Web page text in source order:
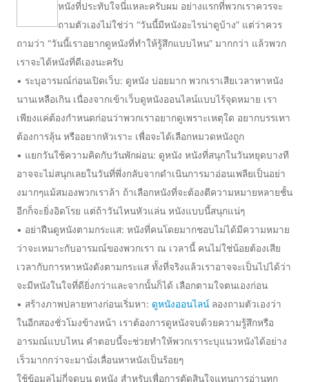
หนังที่ประทับใจนี่แหละครับผม อย่างแรกที่พวกเราควรจะ
ถามตัวเองไม่ใช่ว่า “วันนี้มีหนังอะไรน่าดูบ้าง” แต่ว่าควร
ถามว่า “วันนี้เราอยากดูหนังที่ทำให้รู้สึกแบบไหน” มากกว่า แล้วพวก
เราจะได้หนังที่ดีเองนะครับ
• ระบุอารมณ์ก่อนเปิดเว็บ: ดูหนัง บ่อยมาก พวกเราเสียเวลาหาหนัง
นานเหลือเกิน เนื่องจากเข้าเว็บดูหนังออนไลน์แบบไร้จุดหมาย เรา
เพียงแค่ต้องกำหนดก่อนว่าพวกเราอยากดูเพราะเหตุใด อยากบรรเทา
ต้องการลุ้น หรืออยากหัวเราะ เพื่อจะได้เลือกหมวดหนังถูก
• แยกวันใช้ความคิดกับวันพักผ่อน: ดูหนัง หนังที่สนุกในวันหยุดบางที
อาจจะไม่สนุกเลยในวันที่พึ่งกลับจากดำเนินการมาอ่อนเพลียเป็นอย่า
งมากๆแม้สมองพวกเราล้า ถ้าเลือกหนังที่จะต้องตีความหมายหลายชั้น
อีกก็จะยิ่งอิดโรย แต่ถ้าวันไหนหัวแล่น หนังแบบนี้สนุกแน่ๆ
• อย่าฝืนดูหนังตามกระแส: หนังที่คนโดยมากชอบไม่ได้มีความหมาย
ว่าจะเหมาะกับอารมณ์ของพวกเรา ณ เวลานี้ คนไม่ใช่น้อยต้องเสีย
เวลากับการหาหนังดังตามกระแส ทั้งที่จริงแล้วเราอาจจะเป็นไปได้ว่า
จะมีหนังในใจที่ดียิ่งกว่าและจากนั้นก็ได้ เลือกตามใจตนเองก่อน
• สร้างภาพปลายทางก่อนเริ่มหา: ดูหนังออนไลน์ลองถามตัวเองว่า
ในอีกสองชั่วโมงข้างหน้า เราต้องการดูหนังจบด้วยความรู้สึกหรือ
อารมณ์แบบไหน คำตอบนี้จะช่วยทำให้พวกเราระบุแนวหนังได้อย่าง
เร็วมากกว่าจะมานั่งเลื่อนหาหนังเป็นร้อยๆ
ใช้ข้อมูลไม่กี่จุดบน ดูหนัง สำหรับเพื่อการตัดสินใจแทนการอ่านทุก